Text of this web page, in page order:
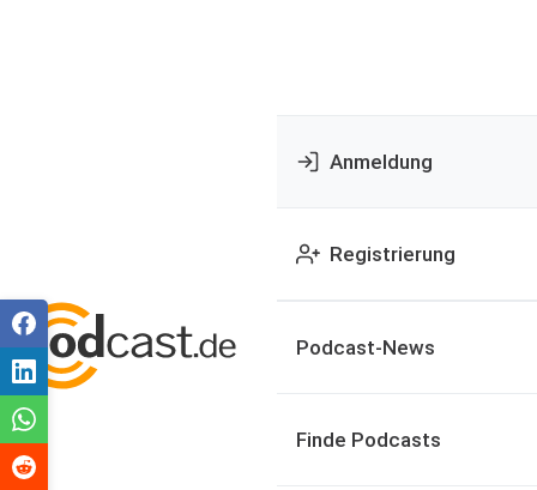
Anmeldung
Registrierung
Podcast-News
Finde Podcasts